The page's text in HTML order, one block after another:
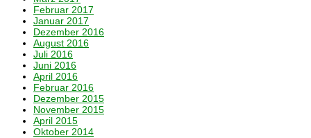
Februar 2017
Januar 2017
Dezember 2016
August 2016
Juli 2016
Juni 2016
April 2016
Februar 2016
Dezember 2015
November 2015
April 2015
Oktober 2014